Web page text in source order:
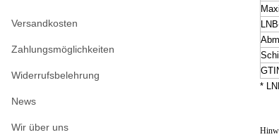
*
Versandkosten
Zahlungsmöglichkeiten
Widerrufsbelehrung
News
Wir über uns